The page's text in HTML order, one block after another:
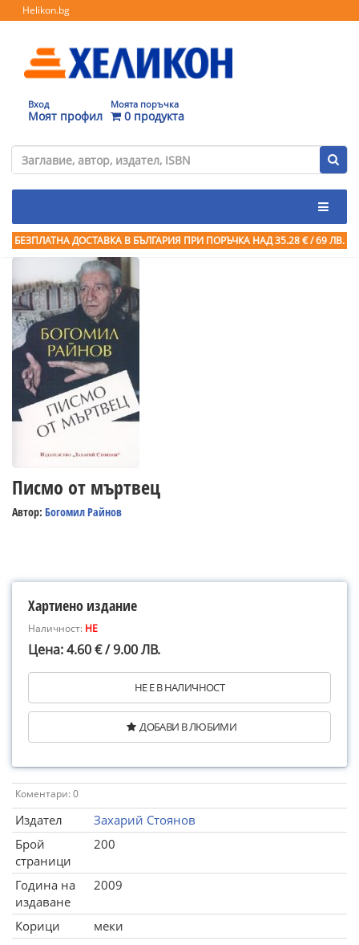
Helikon.bg
Вход
Моят профил
Моята поръчка
0 продукта
БЕЗПЛАТНА ДОСТАВКА В БЪЛГАРИЯ ПРИ ПОРЪЧКА НАД 35.28 € / 69 ЛВ.
Писмо от мъртвец
Автор: Богомил Райнов
Хартиено издание
Наличност: НЕ
Цена: 4.60 € / 9.00 ЛВ.
НЕ Е В НАЛИЧНОСТ
ДОБАВИ В ЛЮБИМИ
Коментари: 0
Издател
Захарий Стоянов
Брой
страници
200
Година на
издаване
2009
Корици
меки